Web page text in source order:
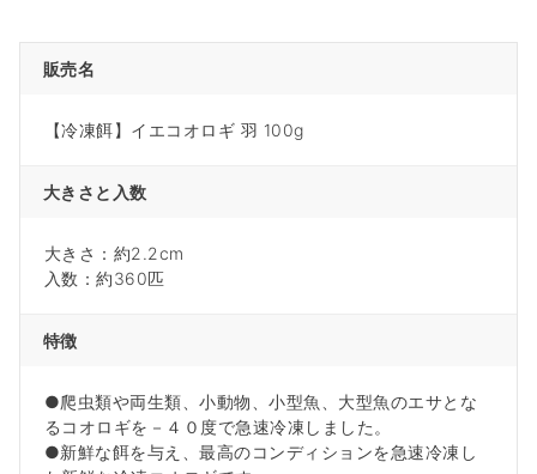
販売名
【冷凍餌】イエコオロギ 羽 100g
大きさと入数
大きさ：約2.2cm
入数：約360匹
特徴
●爬虫類や両生類、小動物、小型魚、大型魚のエサとな
るコオロギを－４０度で急速冷凍しました。
●新鮮な餌を与え、最高のコンディションを急速冷凍し